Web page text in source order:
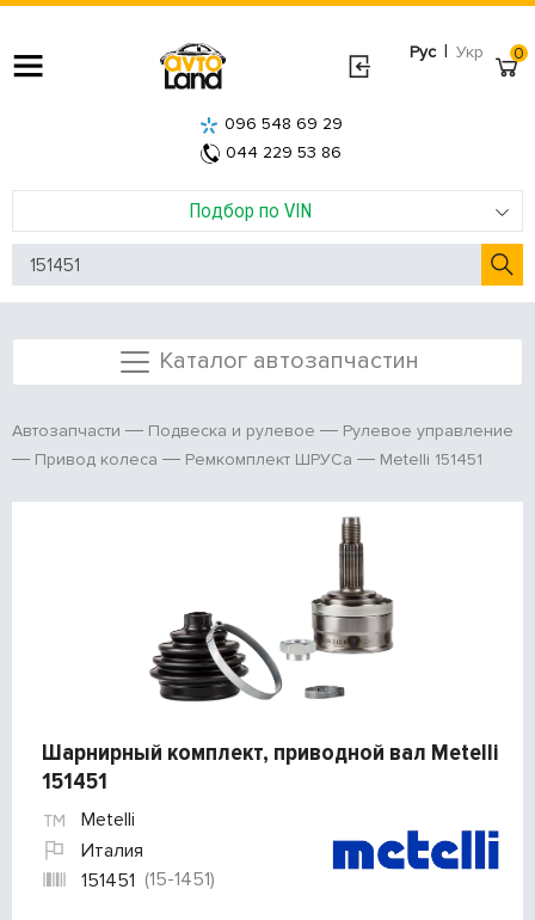
Рус | Укр
Подбор по VIN
096 548 69 29
044 229 53 86
0
Каталог автозапчастин
Автозапчасти Подвеска и рулевое
Рулевое управление
Привод колеса
Ремкомплект ШРУСа Metelli 151451
Шарнирный комплект, приводной вал Metelli
151451
Metelli
Италия
151451 (15-1451)